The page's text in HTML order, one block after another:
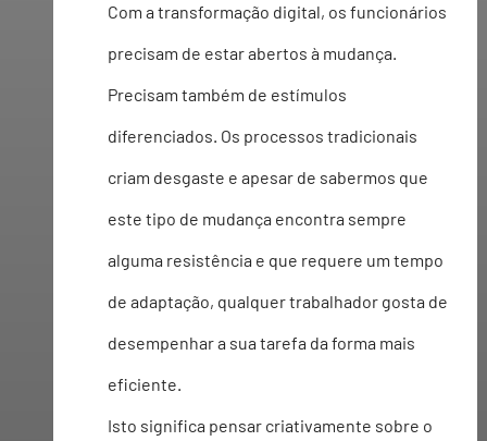
Com a transformação digital, os funcionários
precisam de estar abertos à mudança.
Precisam também de estímulos
diferenciados. Os processos tradicionais
criam desgaste e apesar de sabermos que
este tipo de mudança encontra sempre
alguma resistência e que requere um tempo
de adaptação, qualquer trabalhador gosta de
desempenhar a sua tarefa da forma mais
eficiente.
Isto significa pensar criativamente sobre o